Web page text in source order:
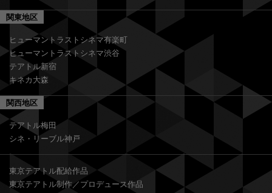
関東地区
ヒューマントラストシネマ有楽町
ヒューマントラストシネマ渋谷
テアトル新宿
キネカ大森
関西地区
テアトル梅田
シネ・リーブル神戸
東京テアトル配給作品
東京テアトル制作／プロデュース作品